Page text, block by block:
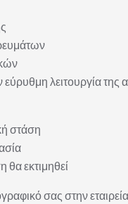
λειτουργία της
στάση
θα εκτιμηθεί
σας στην